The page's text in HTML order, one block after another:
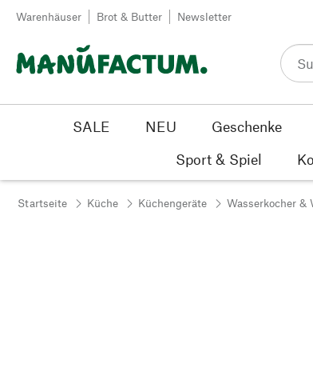
Zum Inhalt springen
Warenhäuser Brot & Butter Newsletter
SALE NEU Geschenke
Sport & Spiel
Startseite Küche Küchengeräte Wasserkocher &